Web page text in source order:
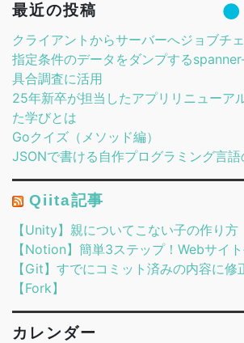
最近の投稿
クライアントからサーバーへジョブチ
指定条件のデータをダンプする
具合調査に活用
25年新卒が担当したアプリリニューア
た学びとは
Goクイズ（メソッド編）
JSONで書ける自作プログラミング言語
Qiita記事
【Unity】親についてこない子の作り方
【Notion】簡単3ステップ！Webサイ
【Git】すでにコミット済みの内容に修
【Fork】
カレンダー